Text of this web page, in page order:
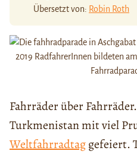
Übersetzt von: Robin Roth
2019 RadfahrerInnen bildeten
Fahrräder über
Turkmenistan mit viel
Weltfahrradtaggefeiert.